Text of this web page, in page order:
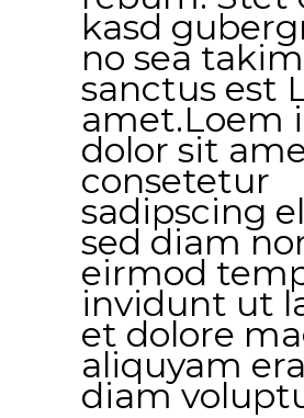
kasd
no sea
sanctus est
amet.Loem
dolor sit
consetetur
sadipscing
sed diam
eirmod
invidunt ut
et dolore
aliquyam
diam